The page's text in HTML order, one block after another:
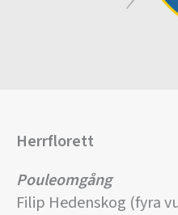
Herrflorett
Pouleomgång
Filip Hedenskog (fyra